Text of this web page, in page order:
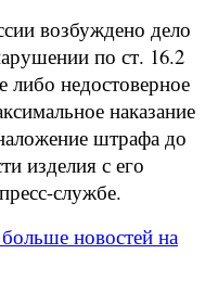
возбуждено дело
по ст. 16.2
недостоверное
наказание
штрафа до
изделия с его
службе.
новостей на